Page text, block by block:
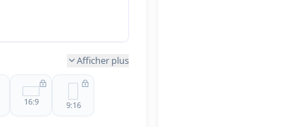
Afficher plus
16:9 9:16